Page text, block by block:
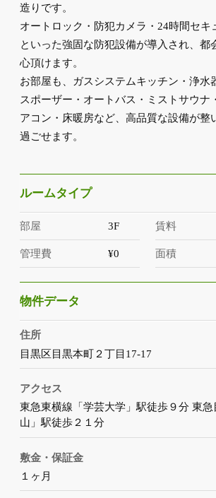
造りです。
オートロック・防犯カメラ・24時間セキ
といった強固な防犯設備が導入され、都
心頂けます。
お部屋も、ガスシステムキッチン・浄水
スポーザー・オートバス・ミストサウナ
アコン・床暖房など、高品質な設備が整
過ごせます。
ルームタイプ
部屋 3F 賃料
管理費 ¥0 面積
物件データ
住所
目黒区目黒本町２丁目17-17
アクセス
東急東横線「学芸大学」駅徒歩９分 東
山」駅徒歩２１分
敷金・保証金
１ヶ月